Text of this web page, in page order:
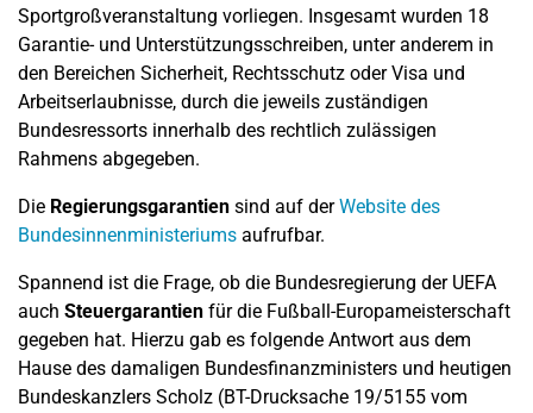
Sportgroßveranstaltung vorliegen. Insgesamt wurden 18
Garantie- und Unterstützungsschreiben, unter anderem in
den Bereichen Sicherheit, Rechtsschutz oder Visa und
Arbeitserlaubnisse, durch die jeweils zuständigen
Bundesressorts innerhalb des rechtlich zulässigen
Rahmens abgegeben.
Die Regierungsgarantien sind auf derWebsite des
Bundesinnenministeriums aufrufbar.
Spannend ist die Frage, ob die Bundesregierung der UEFA
auch Steuergarantien für die Fußball-Europameisterschaft
gegeben hat. Hierzu gab es folgende Antwort aus dem
Hause des damaligen Bundesfinanzministers und heutigen
Bundeskanzlers Scholz (BT-Drucksache 19/5155 vom